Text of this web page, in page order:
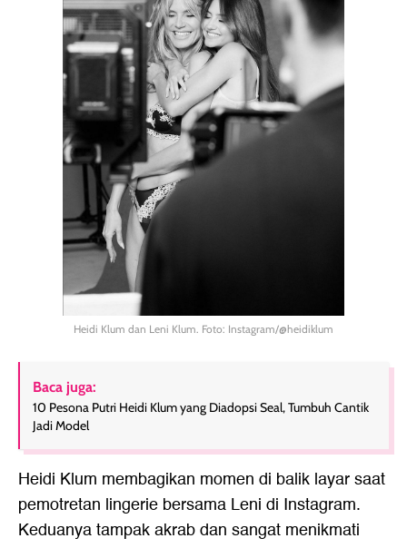
Heidi Klum dan Leni Klum. Foto: Instagram/@heidiklum
Baca juga:
10 Pesona Putri Heidi Klum yang Diadopsi Seal, Tumbuh Cantik
Jadi Model
Heidi Klum membagikan momen di balik layar saat
pemotretan lingerie bersama Leni di Instagram.
Keduanya tampak akrab dan sangat menikmati